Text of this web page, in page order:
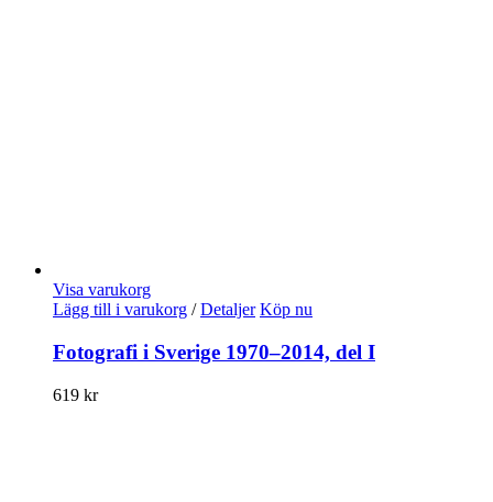
Visa varukorg
Lägg till i varukorg / Detaljer Köp nu
Fotografi i Sverige 1970–2014, del I
619 kr